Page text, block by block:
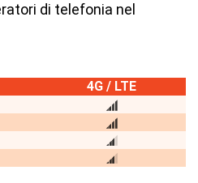
di telefonia nel
4G / LTE